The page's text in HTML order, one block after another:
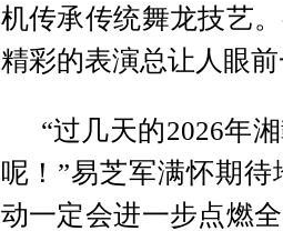
机传承传统舞龙技艺
精彩的表演总让人眼
“过几天的2026年
呢！”易芝军满怀期
动一定会进一步点燃